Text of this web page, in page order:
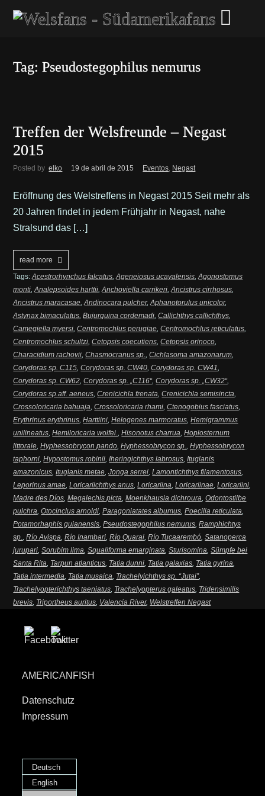
Tag: Pseudostegophilus nemurus
Treffen der Welsfreunde – Negast
2015
Posted by elko 19 de abril de 2015 Eventos, Negast
Eröffnung des Welstreffens in Negast 2015 Seit mehr als
20 Jahren findet in jedem Frühjahr in Negast, nahe
Stralsund das […]
read more
Tags:Acestrorhynchus falcatus,Ageneiosus ucayalensis,Agonostomus
monti,Analepsoides harttii,Anchoviella carrikeri,Ancistrus cirrhosus,
Ancistrus maracasae,Andinocara pulcher,Aphanotorulus unicolor,
Astynax bimaculatus,Bujurquina cordemadi,Callichthys callichthys,
Camegiella myersi,Centromochlus perugiae,Centromochlus reticulatus,
Centromochlus schultzi,Cetopsis coecutiens,Cetopsis orinoco,
Characidium rachovii,Chasmocranus sp.,Cichlasoma amazonarum,
Corydoras sp. C115,Corydoras sp. CW40,Corydoras sp. CW41,
Corydoras sp. CW62,Corydoras sp. „C116“,Corydoras sp. „CW32“,
Corydoras sp.aff. aeneus,Crenicichla frenata,Crenicichla semisincta,
Crossoloricaria bahuaja,Crossoloricaria rhami,Ctenogobius fasciatus,
Erythrinus erythrinus,Harttiini,Helogenes marmoratus,Hemigrammus
unilineatus,Hemiloricaria wolfei.,Hisonotus charrua,Hoplosternum
littorale,Hyphessobrycon pando,Hyphessobrycon sp.,Hyphessobrycon
taphorni,Hypostomus robinii,Iheringichthys labrosus,Ituglanis
amazonicus,Ituglanis metae,Jonga serrei,Lamontichthys filamentosus,
Leporinus amae,Loricariichthys anus,Loricariina,Loricariinae,Loricariini,
Madre des Díos,Megalechis picta,Moenkhausia dichroura,Odontostilbe
pulchra,Otocinclus arnoldi,Paragoniatates albumus,Poecilia reticulata,
Potamorhaphis guianensis,Pseudostegophilus nemurus,Ramphichtys
sp.,Río Avispa,Río Inambari,Río Quarai,Río Tucaarembó,Satanoperca
jurupari,Sorubim lima,Squaliforma emarginata,Sturisomina,Sümpfe bei
Santa Rita, Tarpun atlanticus, Tatia dunni, Tatia galaxias, Tatia gyrina,
Tatia intermedia, Tatia musaica, Trachelyichthys sp. “Jutai”,
Trachelyopterichthys taeniatus, Trachelyopterus galeatus, Tridensimilis
brevis, Triportheus auritus, Valencia River, Welstreffen Negast
AMERICANFISH
Datenschutz
Impressum
Deutsch
English